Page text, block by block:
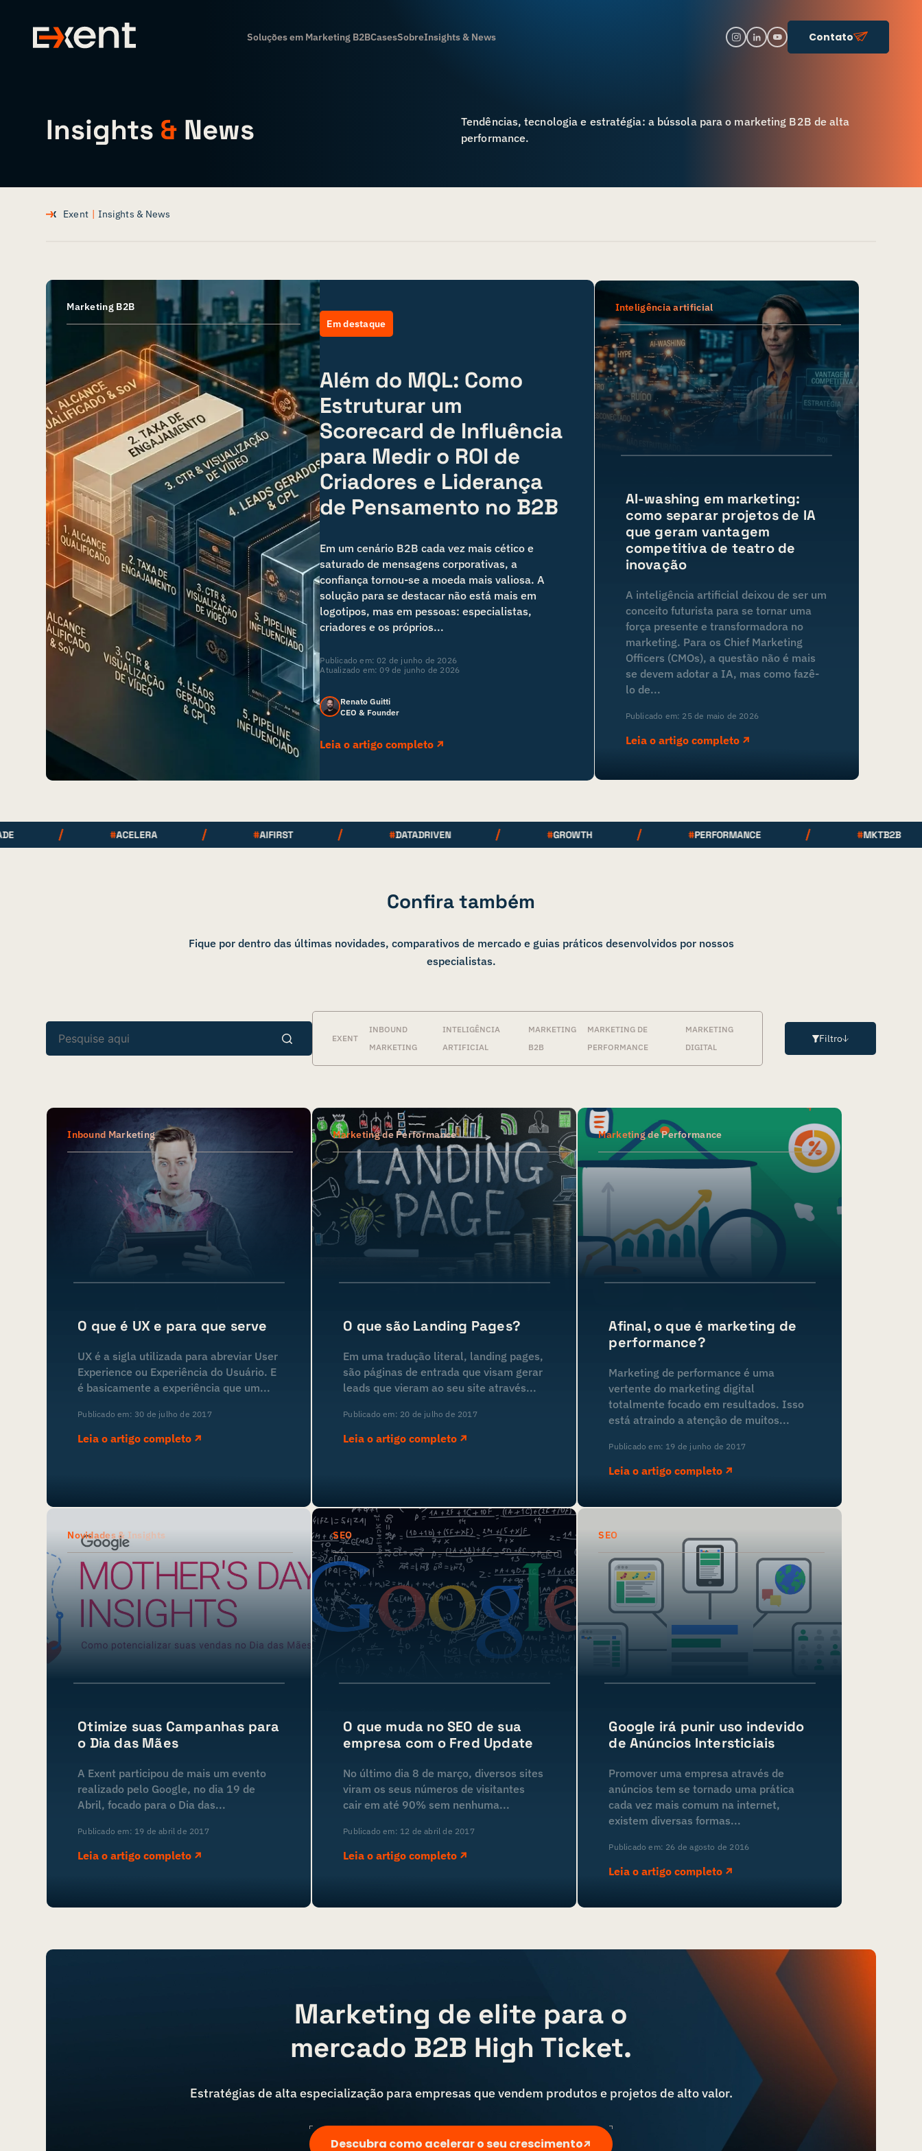
Soluções em Marketing B2BCasesSobreInsights & News Contato
Insights & News
Tendências, tecnologia e estratégia: a bússola para o marketing B2B de alta
performance.
Exent | Insights & News
Marketing B2B
Em destaque
Além do MQL: Como
Estruturar um
Scorecard de Influência
para Medir o ROI de
Criadores e Liderança
de Pensamento no B2B
Em um cenário B2B cada vez mais cético e
saturado de mensagens corporativas, a
confiança tornou-se a moeda mais valiosa. A
solução para se destacar não está mais em
logotipos, mas em pessoas: especialistas,
criadores e os próprios...
Publicado em:02 de junho de 2026
Atualizado em: 09 de junho de 2026
Renato Guitti
CEO & Founder
Leia o artigo completo
Inteligência artificial
AI-washing em marketing:
como separar projetos de IA
que geram vantagem
competitiva de teatro de
inovação
A inteligência artificial deixou de ser um
conceito futurista para se tornar uma
força presente e transformadora no
marketing. Para os Chief Marketing
Officers (CMOs), a questão não é mais
se devem adotar a IA, mas como fazê-
lo de...
Publicado em: 25 de maio de 2026
Leia o artigo completo
ACELERA AIFIRST DATADRIVEN GROWTH PERFORMANCE MKTB2B
Confira também
Fique por dentro das últimas novidades, comparativos de mercado e guias práticos desenvolvidos por nossos
especialistas.
EXENT
INBOUND
MARKETING
INTELIGÊNCIA
ARTIFICIAL
MARKETING
B2B
MARKETING DE
PERFORMANCE
MARKETING
DIGITAL
Filtro
Inbound Marketing
O que é UX e para que serve
UX é a sigla utilizada para abreviar User
Experience ou Experiência do Usuário. E
é basicamente a experiência que um...
Publicado em: 30 de julho de 2017
Leia o artigo completo
Marketing de Performance
O que são Landing Pages?
Em uma tradução literal, landing pages,
são páginas de entrada que visam gerar
leads que vieram ao seu site através...
Publicado em: 20 de julho de 2017
Leia o artigo completo
Marketing de Performance
Afinal, o que é marketing de
performance?
Marketing de performance é uma
vertente do marketing digital
totalmente focado em resultados. Isso
está atraindo a atenção de muitos...
Publicado em: 19 de junho de 2017
Leia o artigo completo
Novidades & Insights
Otimize suas Campanhas para
o Dia das Mães
A Exent participou de mais um evento
realizado pelo Google, no dia 19 de
Abril, focado para o Dia das...
Publicado em: 19 de abril de 2017
Leia o artigo completo
SEO
O que muda no SEO de sua
empresa com o Fred Update
No último dia 8 de março, diversos sites
viram os seus números de visitantes
cair em até 90% sem nenhuma...
Publicado em: 12 de abril de 2017
Leia o artigo completo
SEO
Google irá punir uso indevido
de Anúncios Intersticiais
Promover uma empresa através de
anúncios tem se tornado uma prática
cada vez mais comum na internet,
existem diversas formas...
Publicado em: 26 de agosto de 2016
Leia o artigo completo
Marketing de elite para o
mercado B2B High Ticket.
Estratégias de alta especialização para empresas que vendem produtos e projetos de alto valor.
Descubra como acelerar o seu crescimento